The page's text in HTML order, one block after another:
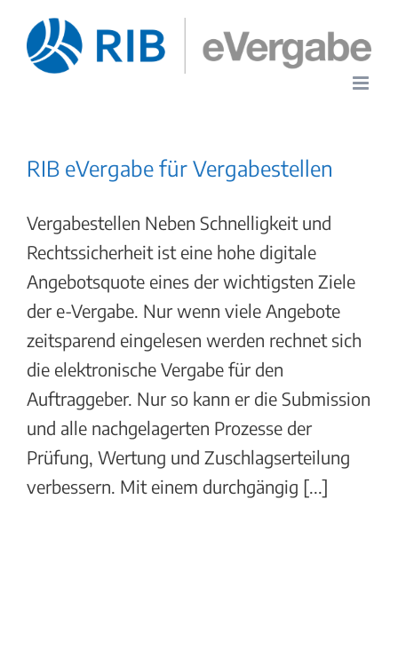
Inhalt
springen
RIB eVergabe für Vergabestellen
Vergabestellen Neben Schnelligkeit und
Rechtssicherheit ist eine hohe digitale
Angebotsquote eines der wichtigsten Ziele
der e-Vergabe. Nur wenn viele Angebote
zeitsparend eingelesen werden rechnet sich
die elektronische Vergabe für den
Auftraggeber. Nur so kann er die Submission
und alle nachgelagerten Prozesse der
Prüfung, Wertung und Zuschlagserteilung
verbessern. Mit einem durchgängig [...]